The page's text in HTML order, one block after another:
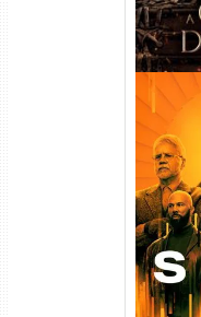
Silo
720p/